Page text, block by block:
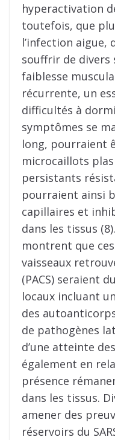
hyperactivation
toutefois, que
l’infection aigue,
souffrir de divers
faiblesse
récurrente, un
difficultés à
symptômes se
long, pourraient
microcaillots
persistants
pourraient ainsi
capillaires et
dans les tissus
montrent que
vaisseaux
(PACS) seraient
locaux incluant
des
de pathogènes
d’une atteinte
également en
présence
dans les tissus.
amener des
réservoirs du